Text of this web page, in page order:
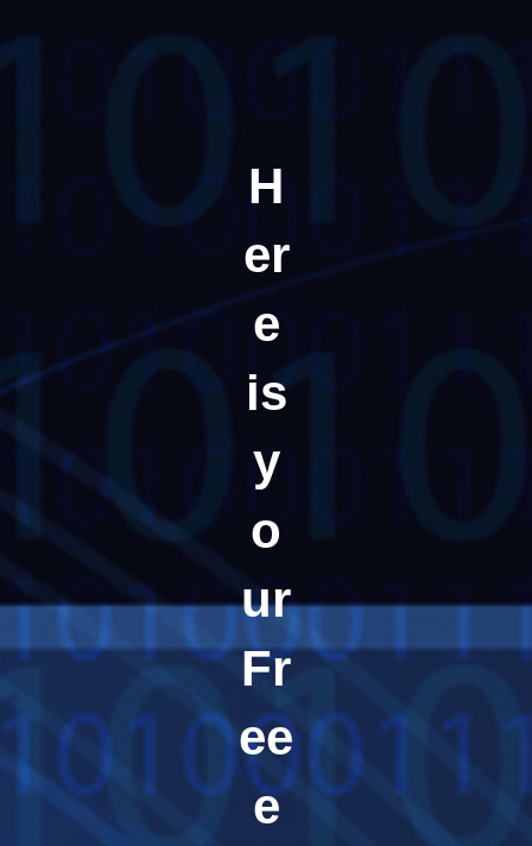
H
er
e
is
y
o
ur
Fr
ee
e